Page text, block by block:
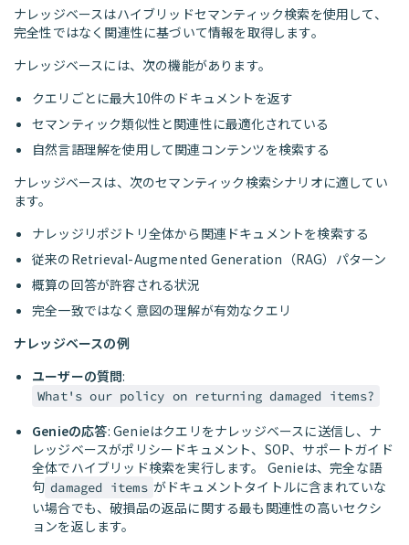
ナレッジベースはハイブリッドセマンティック検索を使用して、
完全性ではなく関連性に基づいて情報を取得します。
ナレッジベースには、次の機能があります。
クエリごとに最大10件のドキュメントを返す
セマンティック類似性と関連性に最適化されている
自然言語理解を使用して関連コンテンツを検索する
ナレッジベースは、次のセマンティック検索シナリオに適してい
ます。
ナレッジリポジトリ全体から関連ドキュメントを検索する
従来のRetrieval-Augmented Generation（RAG）パターン
概算の回答が許容される状況
完全一致ではなく意図の理解が有効なクエリ
ナレッジベースの例
ユーザーの質問:
What's our policy on returning damaged items?
Genieの応答: Genieはクエリをナレッジベースに送信し、ナ
レッジベースがポリシードキュメント、SOP、サポートガイド
全体でハイブリッド検索を実行します。 Genieは、完全な語
句 damaged items がドキュメントタイトルに含まれていな
い場合でも、破損品の返品に関する最も関連性の高いセクシ
ョンを返します。